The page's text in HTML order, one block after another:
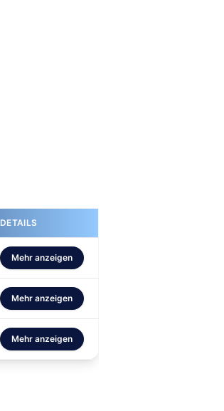
DETAILS
Mehr anzeigen
Mehr anzeigen
Mehr anzeigen